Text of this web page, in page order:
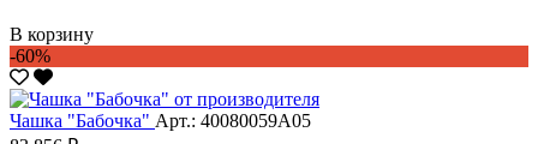
В корзину
-60%
Чашка "Бабочка" Арт.: 40080059А05